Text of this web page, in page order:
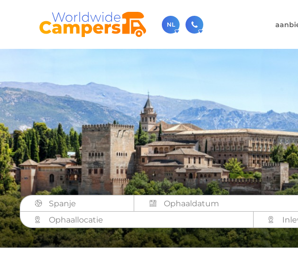
NL
Je kunt ons natuurlijk ook altijd
Spanje
Ophaallocatie